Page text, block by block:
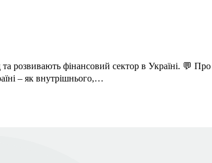
розвивають фінансовий сектор в Україні. 💬
– як внутрішнього,…